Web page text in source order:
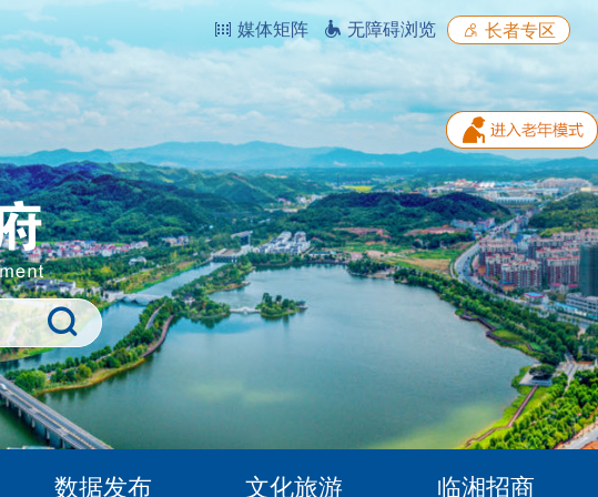
媒体矩阵 无障碍浏览 长者专区
数据发布 文化旅游 临湘招商